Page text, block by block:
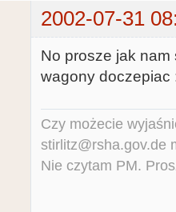
2002-07-31
No prosze jak
wagony doczepiac
Czy możecie
stirlitz@rsha.gov.de
Nie czytam PM.